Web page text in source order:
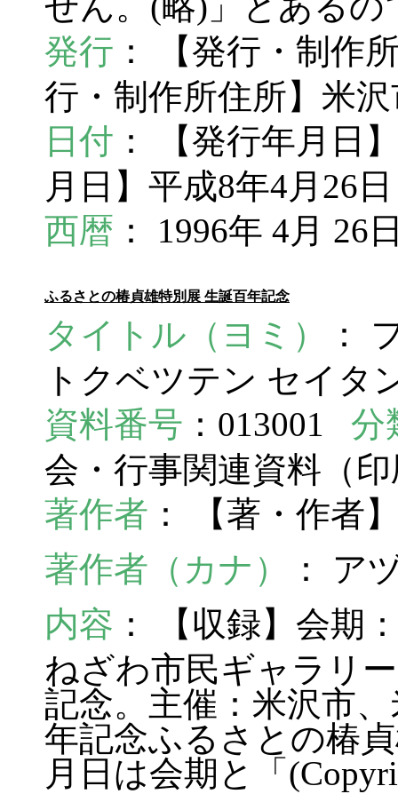
発行 ： 【発行・制作
行・制作所住所】米
日付 ： 【発行年月日
月日】平成8年4月26日
西暦 ： 1996年 4月 26
ふるさとの椿貞雄特別展 生誕百年記念
タイトル（ヨミ）
：
トクベツテン セイタ
資料番号 ：013001 分
会・行事関連資料（
著作者 ： 【著・作者
著作者（カナ）
： ア
内容 ： 【収録】会期
ねざわ市民ギャラリ
記念。主催：米沢市
年記念ふるさとの椿
月日は会期と「